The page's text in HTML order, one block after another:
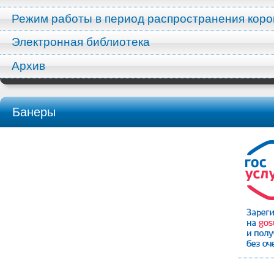
Режим работы в период распространения
Электронная библиотека
Архив
Банеры